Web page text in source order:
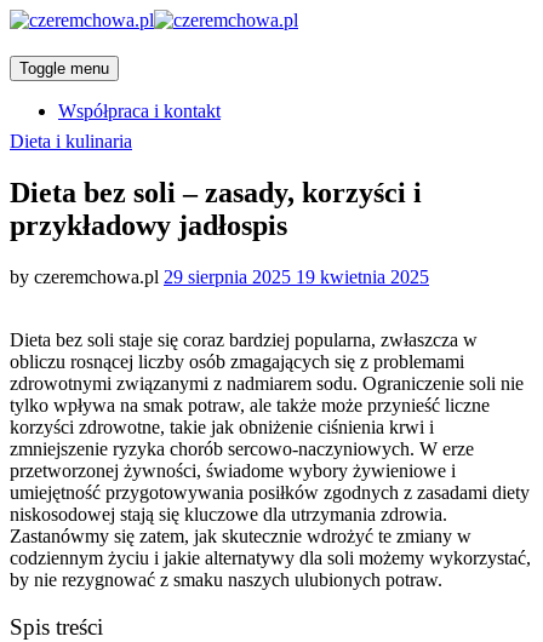
Toggle menu
Współpraca i kontakt
Categories
Dieta i kulinaria
Dieta bez soli – zasady, korzyści i
przykładowy jadłospis
by czeremchowa.pl Posted
29 sierpnia 2025 19 kwietnia 2025
Dieta bez soli staje się coraz bardziej popularna, zwłaszcza w
obliczu rosnącej liczby osób zmagających się z problemami
zdrowotnymi związanymi z nadmiarem sodu. Ograniczenie soli nie
tylko wpływa na smak potraw, ale także może przynieść liczne
korzyści zdrowotne, takie jak obniżenie ciśnienia krwi i
zmniejszenie ryzyka chorób sercowo-naczyniowych. W erze
przetworzonej żywności, świadome wybory żywieniowe i
umiejętność przygotowywania posiłków zgodnych z zasadami diety
niskosodowej stają się kluczowe dla utrzymania zdrowia.
Zastanówmy się zatem, jak skutecznie wdrożyć te zmiany w
codziennym życiu i jakie alternatywy dla soli możemy wykorzystać,
by nie rezygnować z smaku naszych ulubionych potraw.
Spis treści